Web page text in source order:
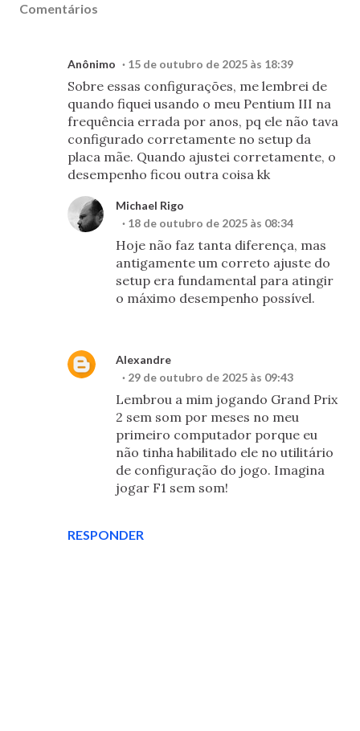
Comentários
Anônimo 15 de outubro de 2025 às 18:39
Sobre essas configurações, me lembrei de
quando fiquei usando o meu Pentium III na
frequência errada por anos, pq ele não tava
configurado corretamente no setup da
placa mãe. Quando ajustei corretamente, o
desempenho ficou outra coisa kk
RESPONDER
Michael Rigo
18 de outubro de 2025 às 08:34
Hoje não faz tanta diferença, mas
antigamente um correto ajuste do
setup era fundamental para atingir
o máximo desempenho possível.
Alexandre
29 de outubro de 2025 às 09:43
Lembrou a mim jogando Grand Prix
2 sem som por meses no meu
primeiro computador porque eu
não tinha habilitado ele no utilitário
de configuração do jogo. Imagina
jogar F1 sem som!